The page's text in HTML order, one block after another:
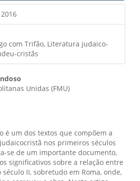
com Trifão, Literatura judaico-
cristãs
Unidas (FMU)
é um dos textos que compõem a
nos primeiros séculos
se de um importante documento,
significativos sobre a relação entre
II, sobretudo em Roma, onde,